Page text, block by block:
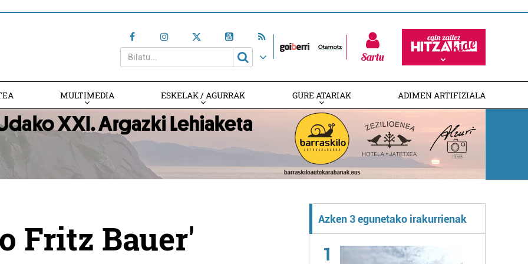
Sartu
MULTIMEDIA ESKELAK / AGURRAK GURE ATARIAK ADIMEN ARTIFIZIALA
Fritz Bauer' Azken 3 egunetako irakurrienak
1